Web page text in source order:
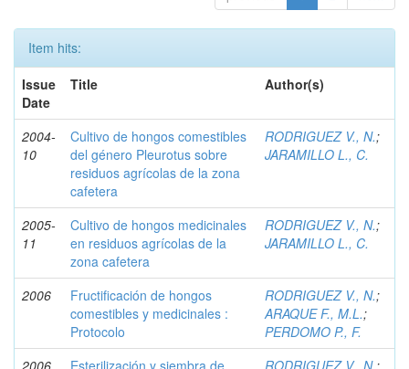
Item hits:
Issue
Date
Title Author(s)
2004-
10
Cultivo de hongos comestibles
del género Pleurotus sobre
residuos agrícolas de la zona
cafetera
RODRIGUEZ V., N.;
JARAMILLO L., C.
2005-
11
Cultivo de hongos medicinales
en residuos agrícolas de la
zona cafetera
RODRIGUEZ V., N.;
JARAMILLO L., C.
2006
Fructificación de hongos
comestibles y medicinales :
Protocolo
RODRIGUEZ V., N.;
ARAQUE F., M.L.;
PERDOMO P., F.
2006
Esterilización y siembra de
RODRIGUEZ V., N.;